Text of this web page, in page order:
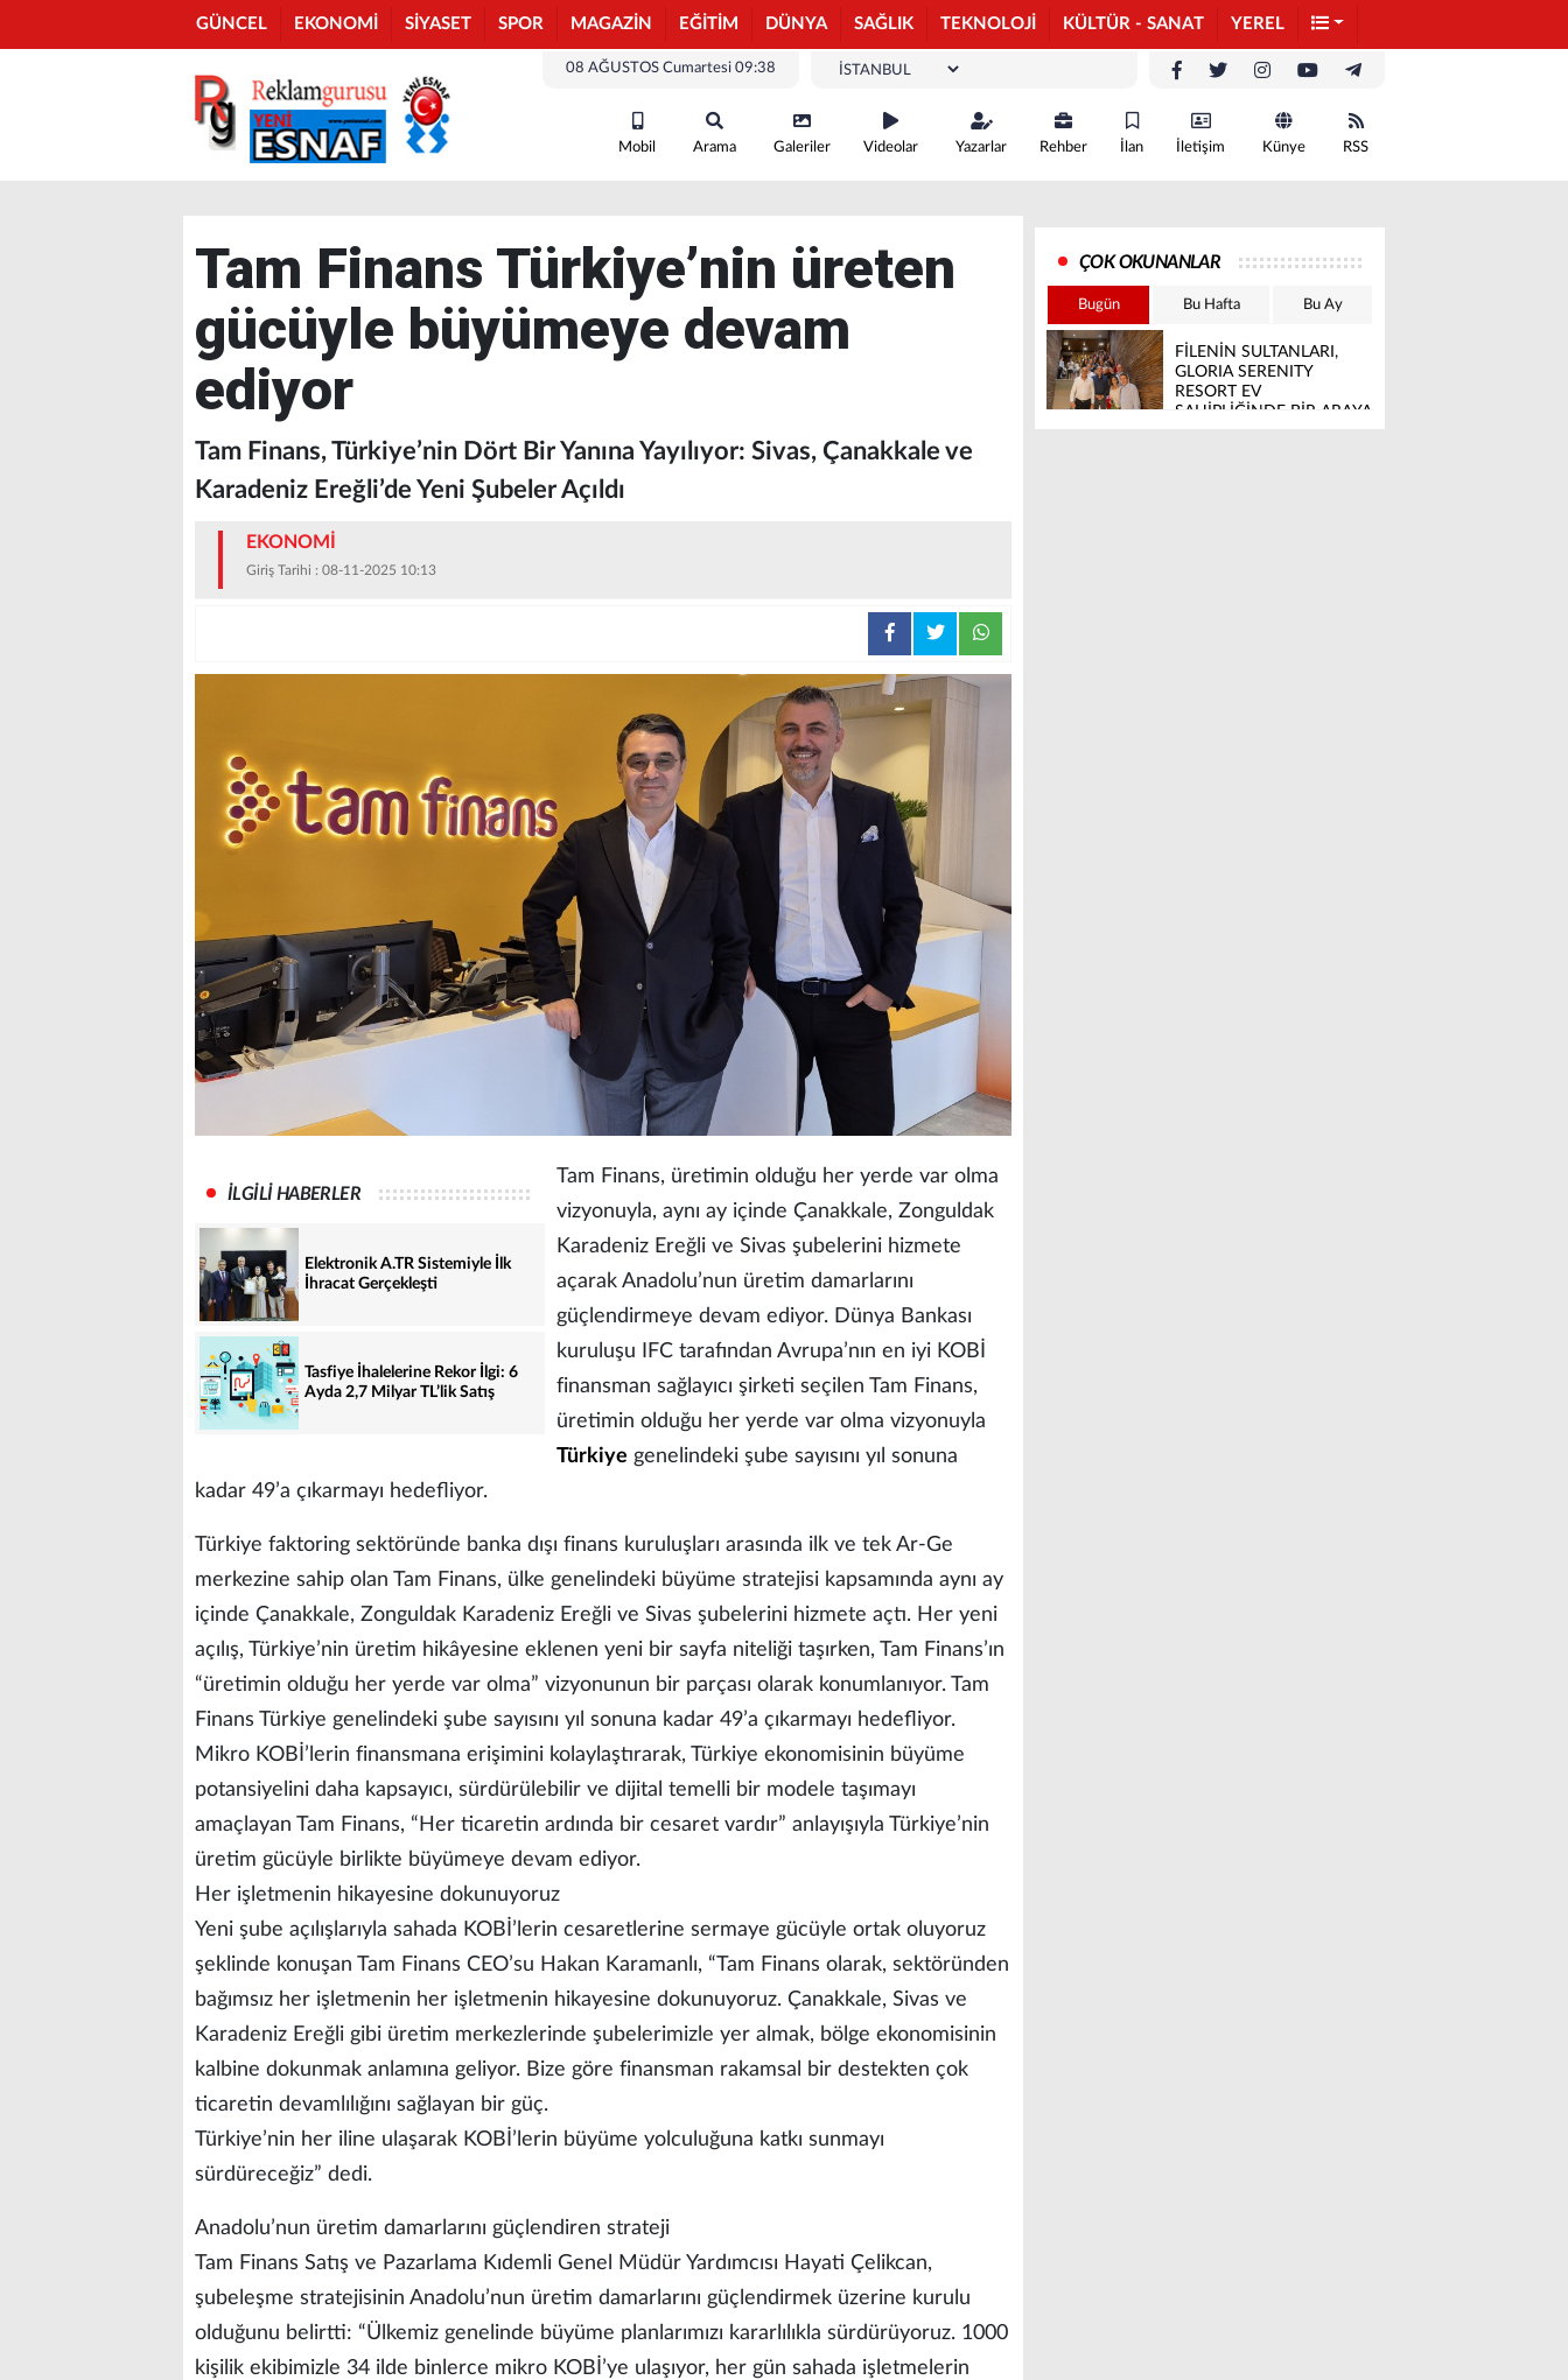
GÜNCEL EKONOMİ SİYASET SPOR MAGAZİN EĞİTİM DÜNYA SAĞLIK TEKNOLOJİ KÜLTÜR - SANAT YEREL
08 AĞUSTOS Cumartesi 09:38
Mobil Arama Galeriler Videolar Yazarlar Rehber İlan İletişim Künye RSS
Tam Finans Türkiye’nin üreten
gücüyle büyümeye devam
ediyor
Tam Finans, Türkiye’nin Dört Bir Yanına Yayılıyor: Sivas, Çanakkale ve
Karadeniz Ereğli’de Yeni Şubeler Açıldı
EKONOMİ
Giriş Tarihi : 08-11-2025 10:13
İLGİLİ HABERLER
Elektronik A.TR Sistemiyle İlk
İhracat Gerçekleşti
Tasfiye İhalelerine Rekor İlgi: 6
Ayda 2,7 Milyar TL’lik Satış
Tam Finans, üretimin olduğu her yerde var olma
vizyonuyla, aynı ay içinde Çanakkale, Zonguldak
Karadeniz Ereğli ve Sivas şubelerini hizmete
açarak Anadolu’nun üretim damarlarını
güçlendirmeye devam ediyor. Dünya Bankası
kuruluşu IFC tarafından Avrupa’nın en iyi KOBİ
finansman sağlayıcı şirketi seçilen Tam Finans,
üretimin olduğu her yerde var olma vizyonuyla
Türkiye genelindeki şube sayısını yıl sonuna
kadar 49’a çıkarmayı hedefliyor.
Türkiye faktoring sektöründe banka dışı finans kuruluşları arasında ilk ve tek Ar-Ge
merkezine sahip olan Tam Finans, ülke genelindeki büyüme stratejisi kapsamında aynı ay
içinde Çanakkale, Zonguldak Karadeniz Ereğli ve Sivas şubelerini hizmete açtı. Her yeni
açılış, Türkiye’nin üretim hikâyesine eklenen yeni bir sayfa niteliği taşırken, Tam Finans’ın
“üretimin olduğu her yerde var olma” vizyonunun bir parçası olarak konumlanıyor. Tam
Finans Türkiye genelindeki şube sayısını yıl sonuna kadar 49’a çıkarmayı hedefliyor.
Mikro KOBİ’lerin finansmana erişimini kolaylaştırarak, Türkiye ekonomisinin büyüme
potansiyelini daha kapsayıcı, sürdürülebilir ve dijital temelli bir modele taşımayı
amaçlayan Tam Finans, “Her ticaretin ardında bir cesaret vardır” anlayışıyla Türkiye’nin
üretim gücüyle birlikte büyümeye devam ediyor.
Her işletmenin hikayesine dokunuyoruz
Yeni şube açılışlarıyla sahada KOBİ’lerin cesaretlerine sermaye gücüyle ortak oluyoruz
şeklinde konuşan Tam Finans CEO’su Hakan Karamanlı, “Tam Finans olarak, sektöründen
bağımsız her işletmenin her işletmenin hikayesine dokunuyoruz. Çanakkale, Sivas ve
Karadeniz Ereğli gibi üretim merkezlerinde şubelerimizle yer almak, bölge ekonomisinin
kalbine dokunmak anlamına geliyor. Bize göre finansman rakamsal bir destekten çok
ticaretin devamlılığını sağlayan bir güç.
Türkiye’nin her iline ulaşarak KOBİ’lerin büyüme yolculuğuna katkı sunmayı
sürdüreceğiz” dedi.
Anadolu’nun üretim damarlarını güçlendiren strateji
Tam Finans Satış ve Pazarlama Kıdemli Genel Müdür Yardımcısı Hayati Çelikcan,
şubeleşme stratejisinin Anadolu’nun üretim damarlarını güçlendirmek üzerine kurulu
olduğunu belirtti: “Ülkemiz genelinde büyüme planlarımızı kararlılıkla sürdürüyoruz. 1000
kişilik ekibimizle 34 ilde binlerce mikro KOBİ’ye ulaşıyor, her gün sahada işletmelerin
ÇOK OKUNANLAR
Bugün Bu Hafta Bu Ay
FİLENİN SULTANLARI,
GLORIA SERENITY
RESORT EV
SAHİPLİĞİNDE BİR ARAYA